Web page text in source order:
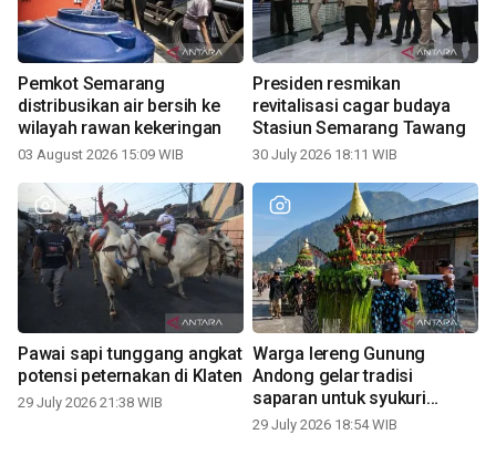
Pemkot Semarang
distribusikan air bersih ke
wilayah rawan kekeringan
03 August 2026 15:09 WIB
Presiden resmikan
revitalisasi cagar budaya
Stasiun Semarang Tawang
30 July 2026 18:11 WIB
Pawai sapi tunggang angkat
potensi peternakan di Klaten
29 July 2026 21:38 WIB
Warga lereng Gunung
Andong gelar tradisi
saparan untuk syukuri
panen
29 July 2026 18:54 WIB